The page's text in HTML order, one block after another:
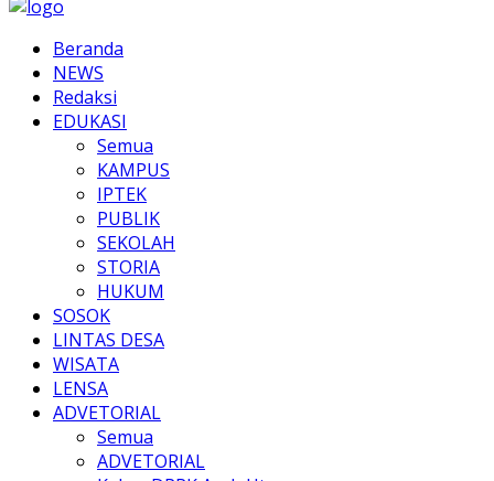
Beranda
NEWS
Redaksi
EDUKASI
Semua
KAMPUS
IPTEK
PUBLIK
SEKOLAH
STORIA
HUKUM
SOSOK
LINTAS DESA
WISATA
LENSA
ADVETORIAL
Semua
ADVETORIAL